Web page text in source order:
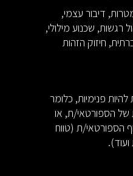
דיבור עצמי,
רגשות, שכנוע מילולי,
חיזוק הזהות
פנימיות, כלומר
של הספורטאי/ת, או
הספורטאי/ת (טווח